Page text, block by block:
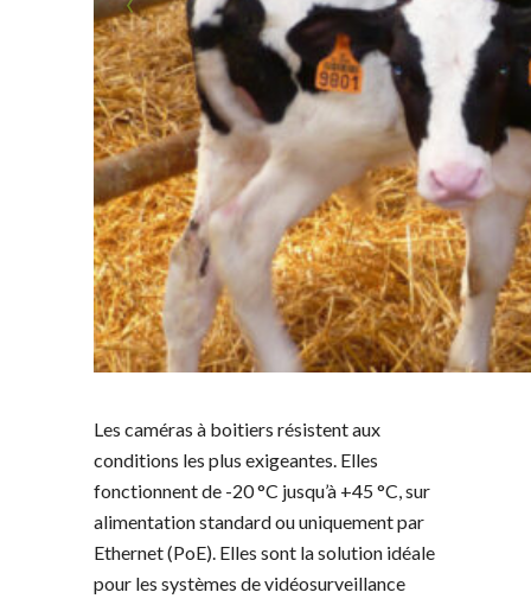
Les caméras à boitiers résistent aux
conditions les plus exigeantes. Elles
fonctionnent de -20 °C jusqu’à +45 °C, sur
alimentation standard ou uniquement par
Ethernet (PoE). Elles sont la solution idéale
pour les systèmes de vidéosurveillance